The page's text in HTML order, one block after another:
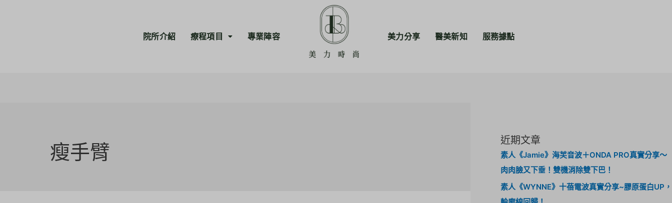
院所介紹 療程項目 專業陣容 美力分享 醫美新知 服務據點
瘦手臂 近期文章
素人《Jamie》海芙音波＋ONDA PRO真實分享～
肉肉臉又下垂！雙機消除雙下巴！
素人《WYNNE》十蓓電波真實分享~膠原蛋白UP，